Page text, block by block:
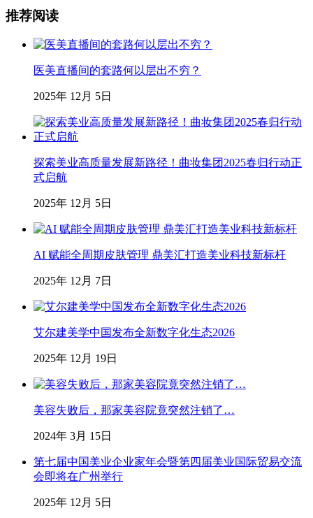
推荐阅读
医美直播间的套路何以层出不穷？
2025年 12月 5日
探索美业高质量发展新路径！曲妆集团2025春归行动正
式启航
2025年 12月 5日
AI 赋能全周期皮肤管理 鼎美汇打造美业科技新标杆
2025年 12月 7日
艾尔建美学中国发布全新数字化生态2026
2025年 12月 19日
美容失败后，那家美容院竟突然注销了…
2024年 3月 15日
第七届中国美业企业家年会暨第四届美业国际贸易交流
会即将在广州举行
2025年 12月 5日